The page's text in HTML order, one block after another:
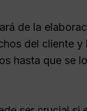
de la
del cliente
hasta que se